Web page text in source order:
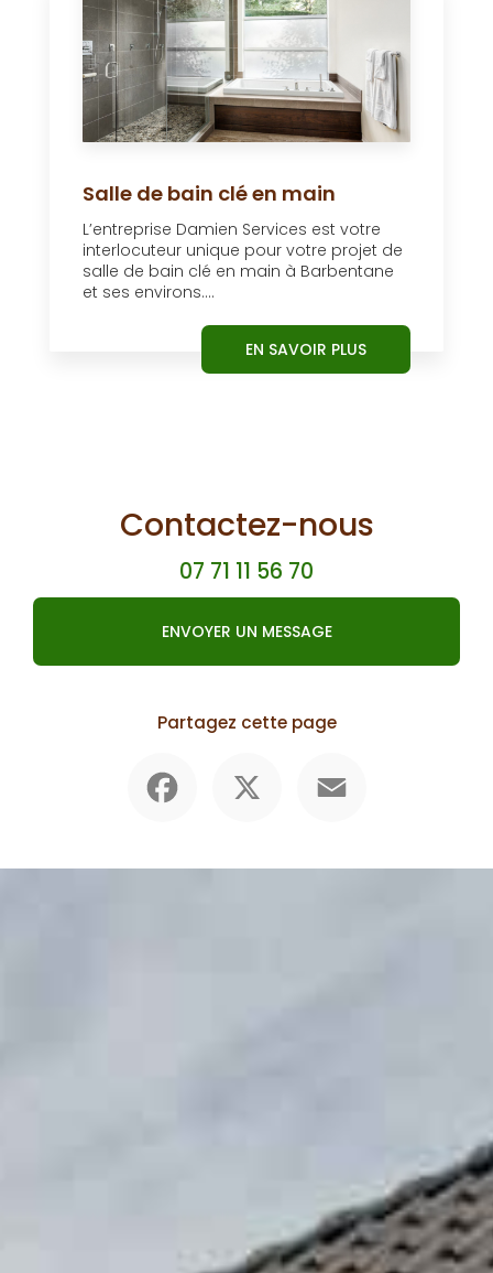
Salle de bain clé en main
L’entreprise Damien Services est votre
interlocuteur unique pour votre projet de
salle de bain clé en main à Barbentane
et ses environs....
EN SAVOIR PLUS
Contactez-nous
07 71 11 56 70
ENVOYER UN MESSAGE
Partagez cette page